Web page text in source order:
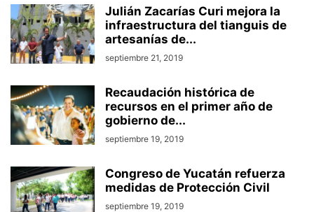
Julián Zacarías Curi mejora la
infraestructura del tianguis de
artesanías de...
septiembre 21, 2019
Recaudación histórica de
recursos en el primer año de
gobierno de...
septiembre 19, 2019
Congreso de Yucatán refuerza
medidas de Protección Civil
septiembre 19, 2019